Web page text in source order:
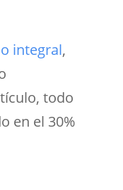
integral,
todo
en el 30%